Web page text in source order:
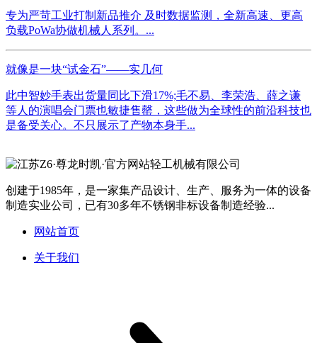
专为严苛工业打制新品推介 及时数据监测，全新高速、更高
负载PoWa协做机械人系列。...
就像是一块“试金石”——实几何
此中智妙手表出货量同比下滑17%;毛不易、李荣浩、薛之谦
等人的演唱会门票也敏捷售罄，这些做为全球性的前沿科技也
是备受关心。不只展示了产物本身手...
创建于1985年，是一家集产品设计、生产、服务为一体的设备
制造实业公司，已有30多年不锈钢非标设备制造经验...
网站首页
关于我们